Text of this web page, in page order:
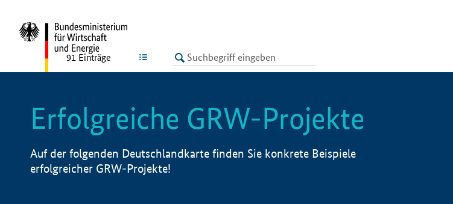
LISTE
91 Einträge
Erfolgreiche GRW-Projekte
Auf der folgenden Deutschlandkarte finden Sie konkrete Beispiele
erfolgreicher GRW-Projekte!